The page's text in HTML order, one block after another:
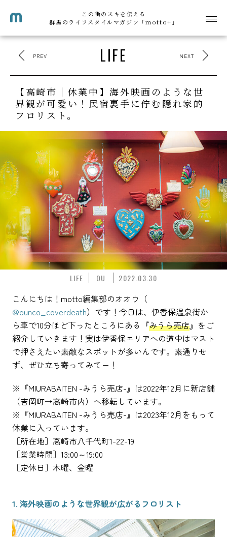
この街のスキを伝える
群馬のライフスタイルマガジン「motto+」
LIFE
PREV NEXT
【高崎市｜休業中】海外映画のような世
界観が可愛い！民宿裏手に佇む隠れ家的
フロリスト。
LIFE OU 2022.03.30
こんにちは！motto編集部のオオウ（
@ounco_coverdeath）です！今日は、伊香保温泉街か
ら車で10分ほど下ったところにある『みうら売店』をご
紹介していきます！実は伊香保エリアへの道中はマスト
で押さえたい素敵なスポットが多いんです。素通りせ
ず、ぜひ立ち寄ってみてー！
※『MIURABAITEN -みうら売店-』は2022年12月に新店舗
（吉岡町→高崎市内）へ移転しています。
※『MIURABAITEN -みうら売店-』は2023年12月をもって
休業に入っています。
［所在地］高崎市八千代町1-22-19
［営業時間］13:00～19:00
［定休日］木曜、金曜
1. 海外映画のような世界観が広がるフロリスト